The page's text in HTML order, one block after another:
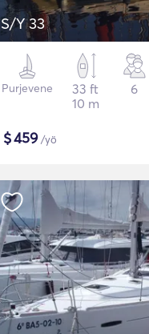
S/Y 33
Purjevene
33 ft
10 m
6
$459/yö